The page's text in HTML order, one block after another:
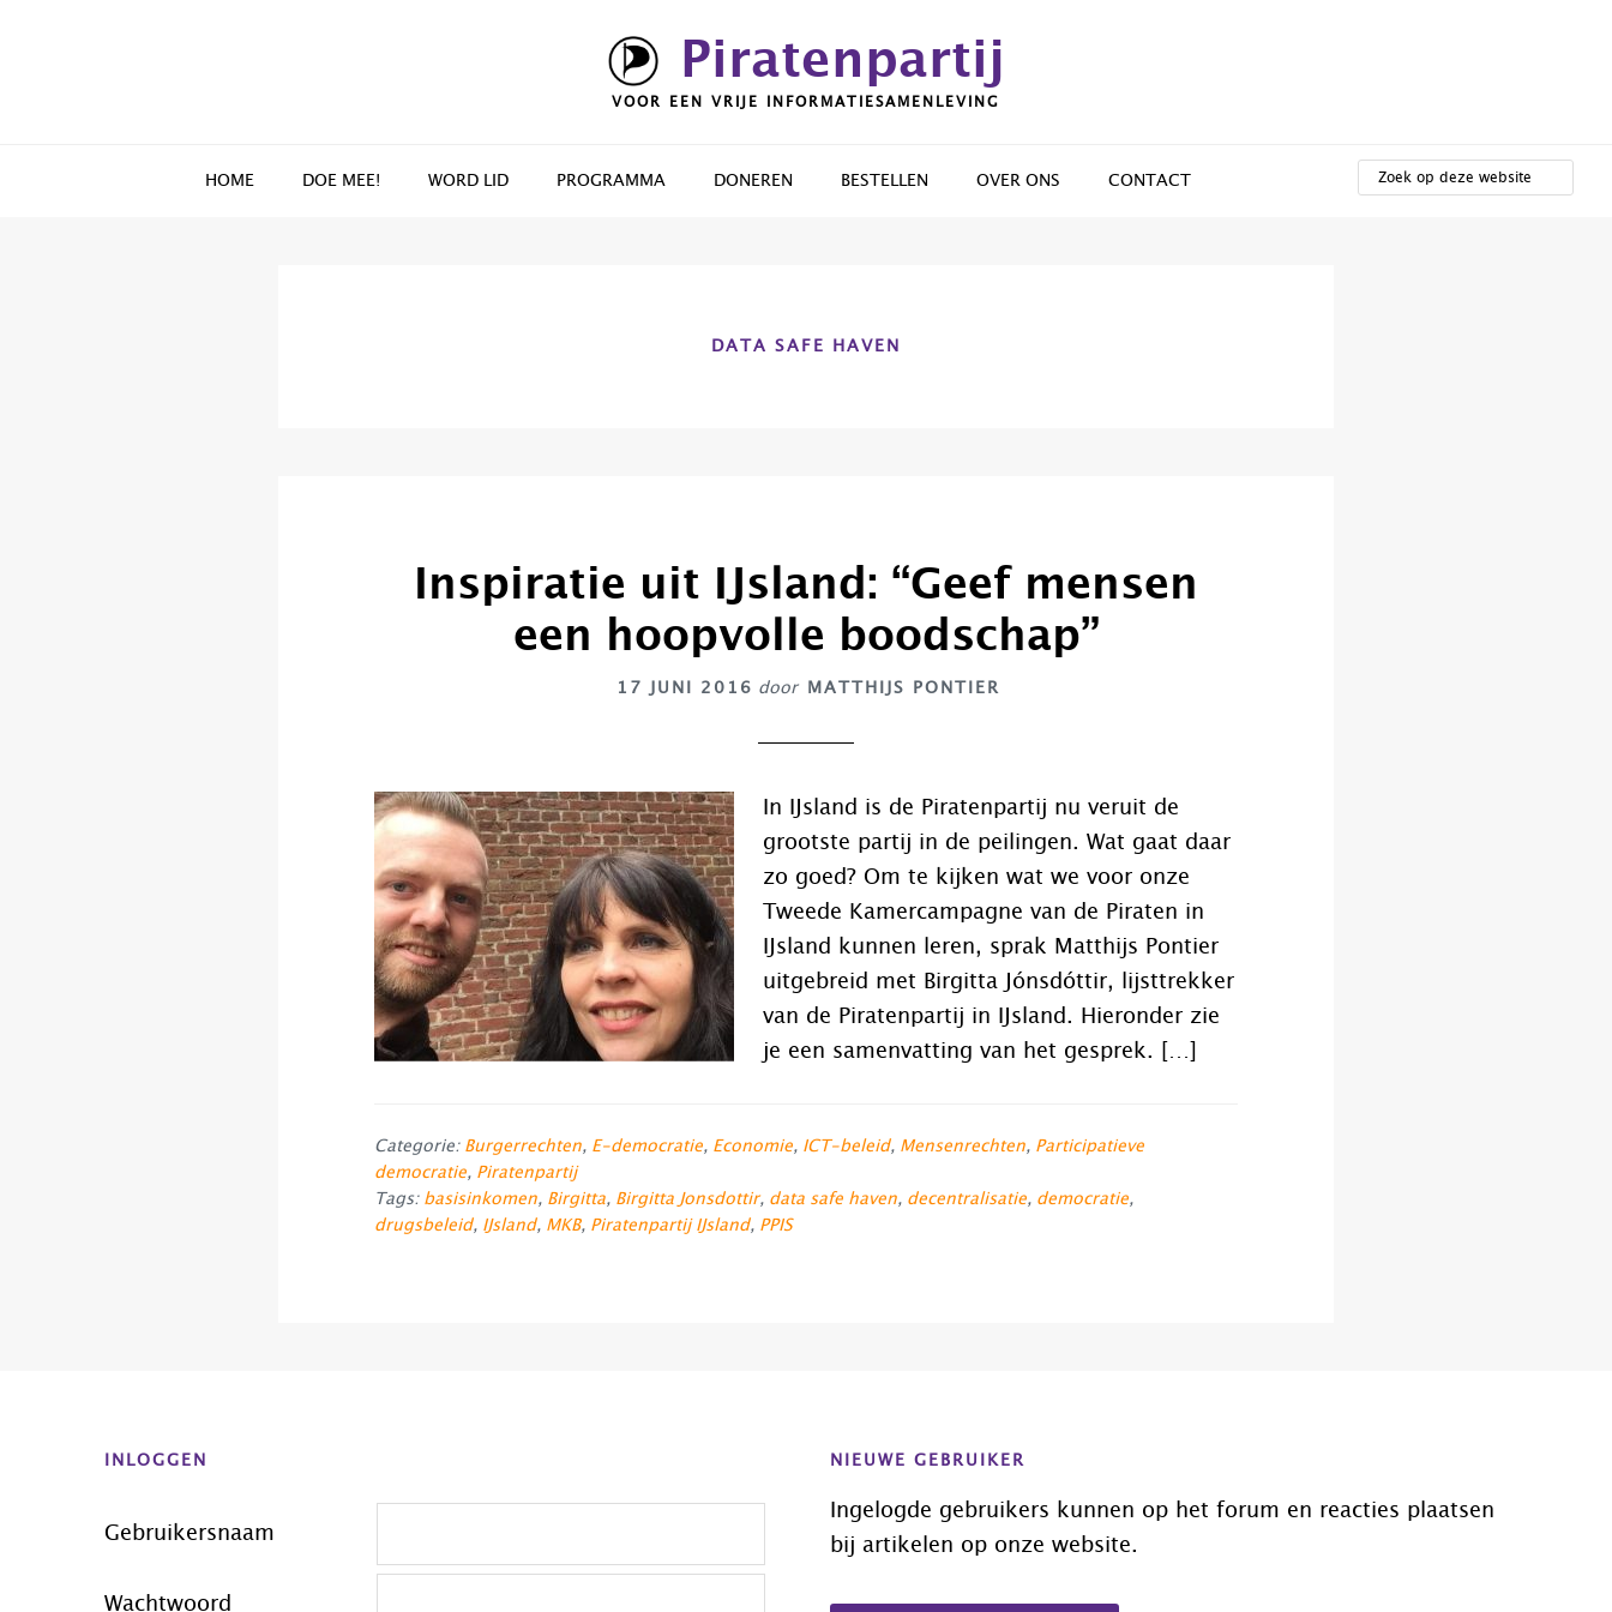
Piratenpartij
VOOR EEN VRIJE INFORMATIESAMENLEVING
HOME DOE MEE! WORD LID PROGRAMMA DONEREN BESTELLEN OVER ONS CONTACT
OP
DEZE
DATA SAFE HAVEN
Inspiratie uit IJsland: “Geef mensen
een hoopvolle boodschap”
17 JUNI 2016 door MATTHIJS PONTIER
In IJsland is de Piratenpartij nu veruit de
grootste partij in de peilingen. Wat gaat daar
zo goed? Om te kijken wat we voor onze
Tweede Kamercampagne van de Piraten in
IJsland kunnen leren, sprak Matthijs Pontier
uitgebreid met Birgitta Jónsdóttir, lijsttrekker
van de Piratenpartij in IJsland. Hieronder zie
je een samenvatting van het gesprek. […]
Categorie: Burgerrechten, E-democratie, Economie, ICT-beleid, Mensenrechten, Participatieve
democratie, Piratenpartij
Tags: basisinkomen, Birgitta, Birgitta Jonsdottir, data safe haven, decentralisatie, democratie,
drugsbeleid, IJsland, MKB, Piratenpartij IJsland, PPIS
INLOGGEN
Gebruikersnaam
Wachtwoord
NIEUWE GEBRUIKER
Ingelogde gebruikers kunnen op het forum en reacties plaatsen
bij artikelen op onze website.